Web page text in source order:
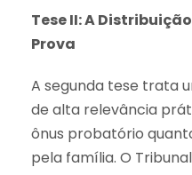
Tese II: A
Prova
A segunda tese trata
de alta relevância
ônus probatório
pela família. O